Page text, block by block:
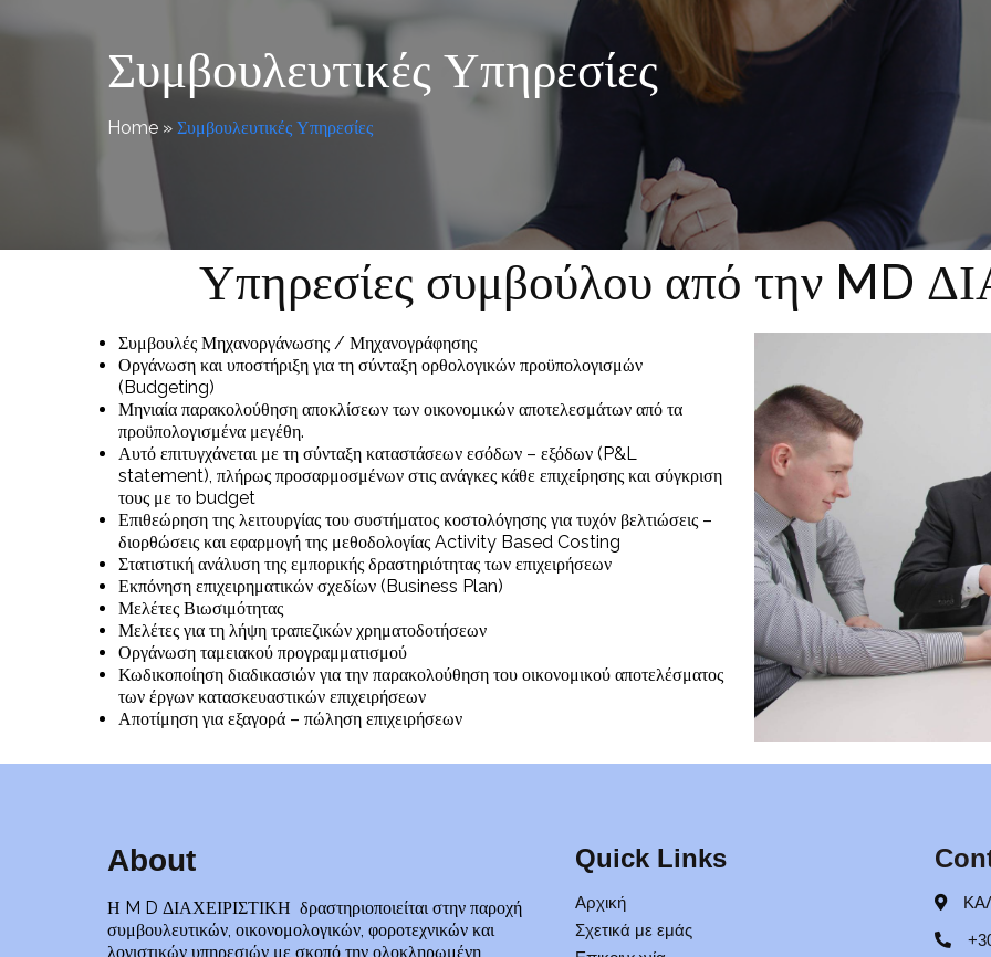
Συμβουλευτικές Υπηρεσίες
Home » Συμβουλευτικές Υπηρεσίες
Υπηρεσίες συμβούλου από την MD
Συμβουλές Μηχανοργάνωσης / Μηχανογράφησης
Οργάνωση και υποστήριξη για τη σύνταξη ορθολογικών προϋπολογισμών
(Budgeting)
Μηνιαία παρακολούθηση αποκλίσεων των οικονομικών αποτελεσμάτων από τα
προϋπολογισμένα μεγέθη.
Αυτό επιτυγχάνεται με τη σύνταξη καταστάσεων εσόδων – εξόδων (P&L
statement), πλήρως προσαρμοσμένων στις ανάγκες κάθε επιχείρησης και σύγκριση
τους με το budget
Επιθεώρηση της λειτουργίας του συστήματος κοστολόγησης για τυχόν βελτιώσεις –
διορθώσεις και εφαρμογή της μεθοδολογίας Activity Based Costing
Στατιστική ανάλυση της εμπορικής δραστηριότητας των επιχειρήσεων
Εκπόνηση επιχειρηματικών σχεδίων (Business Plan)
Μελέτες Βιωσιμότητας
Μελέτες για τη λήψη τραπεζικών χρηματοδοτήσεων
Οργάνωση ταμειακού προγραμματισμού
Κωδικοποίηση διαδικασιών για την παρακολούθηση του οικονομικού αποτελέσματος
των έργων κατασκευαστικών επιχειρήσεων
Αποτίμηση για εξαγορά – πώληση επιχειρήσεων
About
Η M D ΔΙΑΧΕΙΡΙΣΤΙΚΗ δραστηριοποιείται στην παροχή
συμβουλευτικών, οικονομολογικών, φοροτεχνικών και
λογιστικών υπηρεσιών με σκοπό την ολοκληρωμένη
Quick Links
Αρχική
Σχετικά με εμάς